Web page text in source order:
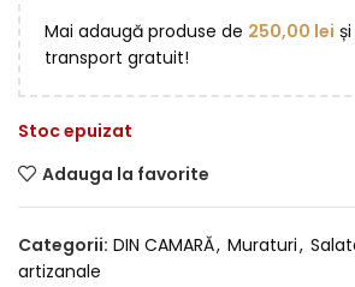
Mai adaugă produse de 250,00 lei
transport gratuit!
Stoc epuizat
Adauga la favorite
Categorii: DIN CAMARĂ, Muraturi,
artizanale